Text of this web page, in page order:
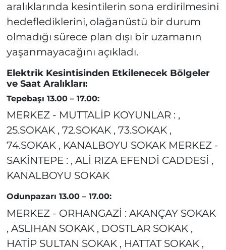
aralıklarında kesintilerin sona erdirilmesini
hedeflediklerini, olağanüstü bir durum
olmadığı sürece plan dışı bir uzamanın
yaşanmayacağını açıkladı.
Elektrik Kesintisinden Etkilenecek Bölgeler
ve Saat Aralıkları:
Tepebaşı 13.00 – 17.00:
MERKEZ - MUTTALİP KOYUNLAR : ,
25.SOKAK , 72.SOKAK , 73.SOKAK ,
74.SOKAK , KANALBOYU SOKAK MERKEZ -
SAKİNTEPE : , ALİ RIZA EFENDİ CADDESİ ,
KANALBOYU SOKAK
Odunpazarı 13.00 – 17.00:
MERKEZ - ORHANGAZİ : AKANÇAY SOKAK
, ASLIHAN SOKAK , DOSTLAR SOKAK ,
HATİP SULTAN SOKAK , HATTAT SOKAK ,